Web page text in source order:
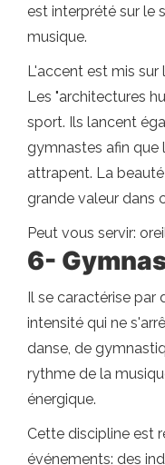
est interprété sur le
musique.
L'accent est mis
Les "architectures
sport. Ils lancent
gymnastes afin que
attrapent. La
grande valeur dans
Peut vous servir:
6-
Il se caractérise
intensité qui ne
danse, de
rythme de la
énergique.
Cette discipline est
événements: des